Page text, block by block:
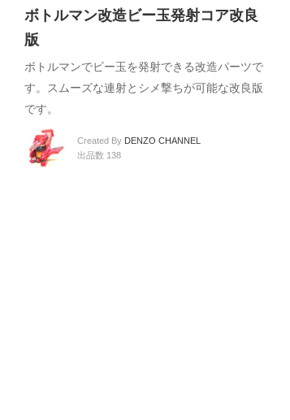
ボトルマン改造ビー玉発射コア改良
版
ボトルマンでビー玉を発射できる改造パーツで
す。スムーズな連射とシメ撃ちが可能な改良版
です。
Created By DENZO CHANNEL
出品数 138